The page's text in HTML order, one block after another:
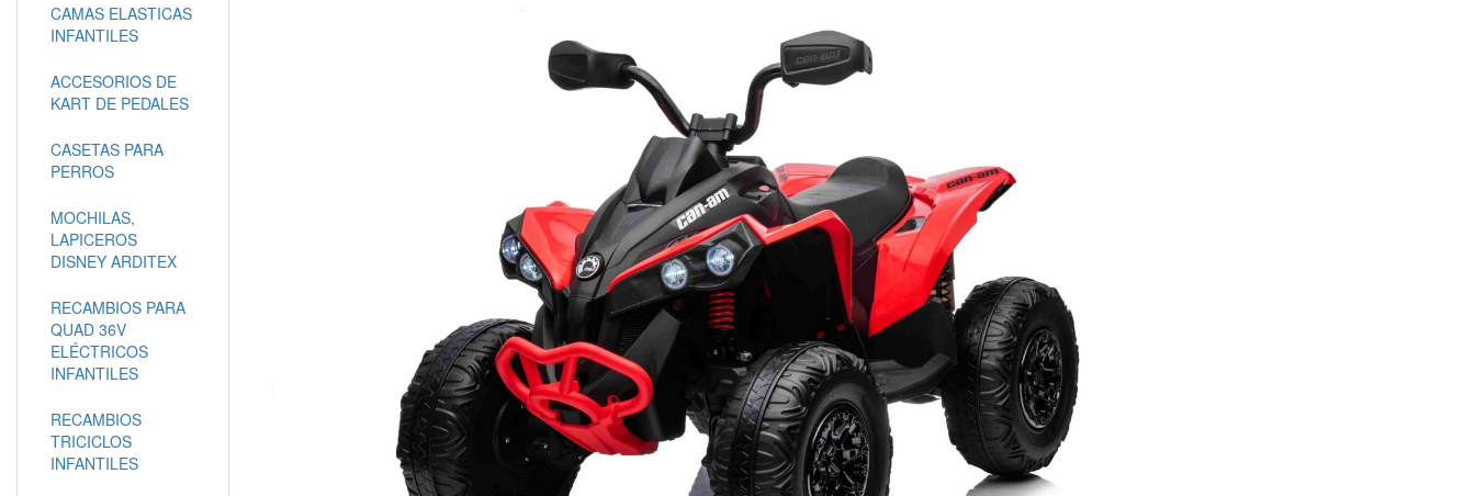
CAMAS ELASTICAS
INFANTILES
ACCESORIOS DE
KART DE PEDALES
CASETAS PARA
PERROS
MOCHILAS,
LAPICEROS
DISNEY ARDITEX
RECAMBIOS PARA
QUAD 36V
ELÉCTRICOS
INFANTILES
RECAMBIOS
TRICICLOS
INFANTILES